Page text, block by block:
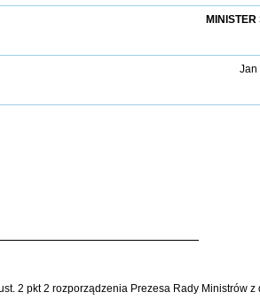
MINISTER
Jan
2 pkt 2 rozporządzenia Prezesa Rady Ministrów